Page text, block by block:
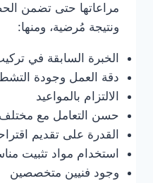
مراعاتها حتى تضمن
ونتيجة مُرضية، ومنها:
الخبرة السابقة في
دقة العمل وجودة
الالتزام بالمواعيد
حسن التعامل مع
القدرة على تقديم
استخدام مواد تثبيت
وجود فنيين متخصصين